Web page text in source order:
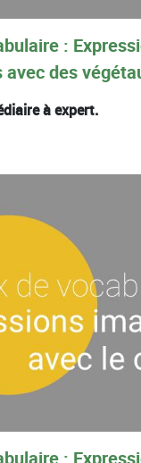
:
des
à expert.